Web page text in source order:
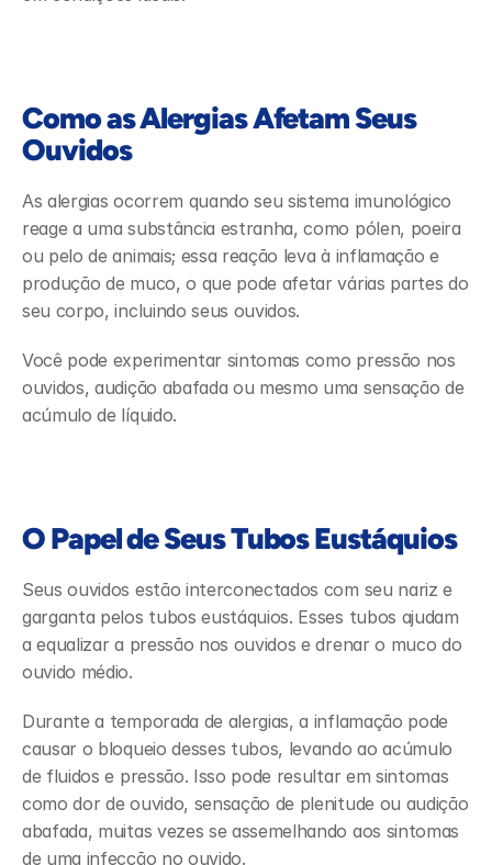
Como as Alergias Afetam Seus
Ouvidos
As alergias ocorrem quando seu sistema imunológico
reage a uma substância estranha, como pólen, poeira
ou pelo de animais; essa reação leva à inflamação e
produção de muco, o que pode afetar várias partes do
seu corpo, incluindo seus ouvidos.
Você pode experimentar sintomas como pressão nos
ouvidos, audição abafada ou mesmo uma sensação de
acúmulo de líquido.
O Papel de Seus Tubos Eustáquios
Seus ouvidos estão interconectados com seu nariz e
garganta pelos tubos eustáquios. Esses tubos ajudam
a equalizar a pressão nos ouvidos e drenar o muco do
ouvido médio.
Durante a temporada de alergias, a inflamação pode
causar o bloqueio desses tubos, levando ao acúmulo
de fluidos e pressão. Isso pode resultar em sintomas
como dor de ouvido, sensação de plenitude ou audição
abafada, muitas vezes se assemelhando aos sintomas
de uma infecção no ouvido.